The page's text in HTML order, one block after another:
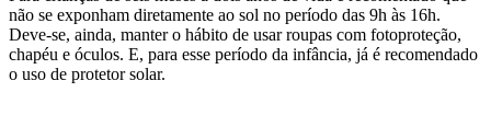
não se exponham diretamente ao sol no período das 9h às 16h.
Deve-se, ainda, manter o hábito de usar roupas com fotoproteção,
chapéu e óculos. E, para esse período da infância, já é recomendado
o uso de protetor solar.